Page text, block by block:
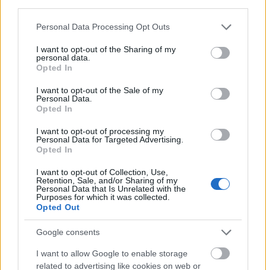
Please note that this website/app uses one or more Google
not limited to your visit or usage behaviour. You may click to
grant or deny consent to Google and its third-party tags to
use your data for below specified purposes in below Google
consent section.
Personal Data Processing Opt Outs
I want to opt-out of the Sharing of my
personal data.
Opted In
I want to opt-out of the Sale of my
Personal Data.
Opted In
I want to opt-out of processing my
Personal Data for Targeted Advertising.
Opted In
I want to opt-out of Collection, Use,
Retention, Sale, and/or Sharing of my
Personal Data that Is Unrelated with the
Purposes for which it was collected.
Opted Out
Google consents
I want to allow Google to enable storage
related to advertising like cookies on web or
IG @emmawinterhagen
Η ιδανική ρουτίνα περιποίησης για τα λεπτά μαλλιά
περιλαμβάνει: